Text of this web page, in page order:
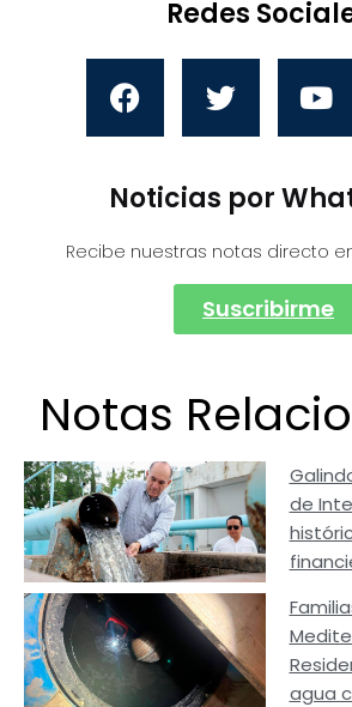
Redes
Noticias por
Recibe nuestras notas directo
Suscribirme
Notas
de
agua